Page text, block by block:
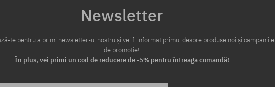
Newsletter
te pentru a primi newsletter-ul nostru și vei fi informat primul despre produse noi și campaniile
de promoție!
În plus, vei primi un cod de reducere de -5% pentru întreaga comandă!